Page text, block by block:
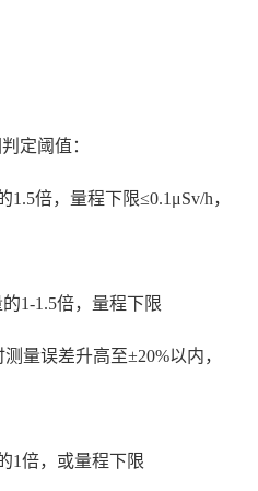
定阈值：
倍，量程下限≤0.1μSv/h，
1-1.5倍，量程下限
量误差升高至±20%以内，
1倍，或量程下限